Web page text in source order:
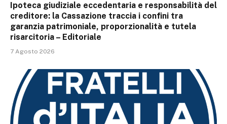
Ipoteca giudiziale eccedentaria e responsabilità del
creditore: la Cassazione traccia i confini tra
garanzia patrimoniale, proporzionalità e tutela
risarcitoria – Editoriale
7 Agosto 2026